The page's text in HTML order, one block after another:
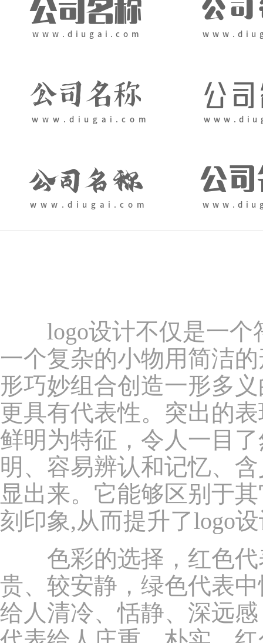
logo设计不仅是一个
一个复杂的小物用简洁
形巧妙组合创造一形多
更具有代表性。突出的
鲜明为特征，令人一目
明、容易辨认和记忆、
显出来。它能够区别于
刻印象,从而提升了logo
色彩的选择，红色代
贵、较安静，绿色代表
给人清冷、恬静、深远